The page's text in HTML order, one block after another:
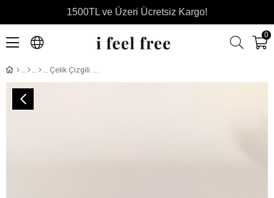
1500TL ve Üzeri Ücretsiz Kargo!
0
Çelik Çizgili Geniş Halka Küpe-Gold